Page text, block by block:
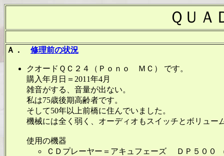
ＱＵ
Ａ． 修理前の状況
クオードＱＣ２４（Ｐｏｎｏ ＭＣ） です。
購入年月日＝2011年4月
雑音がする、音量が出ない。
私は75歳後期高齢者です。
そして50年以上前橋に住んでいました。
機械には全く弱く、オーディオもスイッチとボリュー
使用の機器
ＣＤプレーヤー＝アキュフェーズ ＤＰ５００